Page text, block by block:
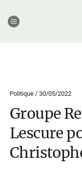
Politique / 30/05/2022
Groupe
Lescure